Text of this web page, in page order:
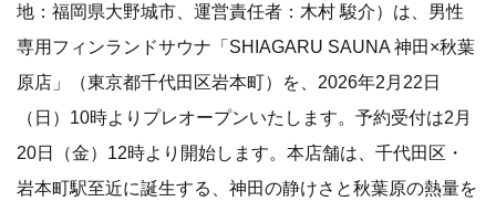
地：福岡県大野城市、運営責任者：木村 駿介）は、男性
専用フィンランドサウナ「SHIAGARU SAUNA 神田×秋葉
原店」（東京都千代田区岩本町）を、2026年2月22日
（日）10時よりプレオープンいたします。予約受付は2月
20日（金）12時より開始します。本店舗は、千代田区・
岩本町駅至近に誕生する、神田の静けさと秋葉原の熱量を